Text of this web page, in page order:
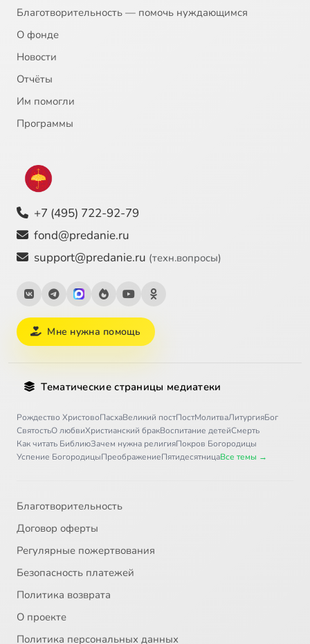
Благотворительность — помочь нуждающимся
О фонде
Новости
Отчёты
Им помогли
Программы
+7 (495) 722-92-79
fond@predanie.ru
support@predanie.ru (техн.вопросы)
Мне нужна помощь
Тематические страницы медиатеки
Рождество ХристовоПасхаВеликий постПостМолитваЛитургияБог
СвятостьО любвиХристианский бракВоспитание детейСмерть
Как читать БиблиюЗачем нужна религияПокров Богородицы
Успение БогородицыПреображениеПятидесятницаВсе темы →
Благотворительность
Договор оферты
Регулярные пожертвования
Безопасность платежей
Политика возврата
О проекте
Политика персональных данных